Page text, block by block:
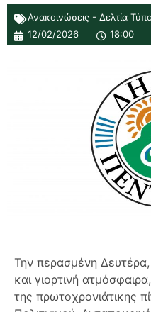
Ανακοινώσεις - Δελτία
12/02/2026
18:00
Την περασμένη
και γιορτινή
της πρωτοχρονιάτικης